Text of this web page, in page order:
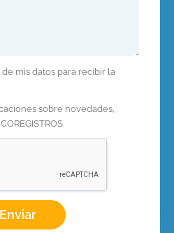
mis datos para recibir la
sobre novedades,
Enviar